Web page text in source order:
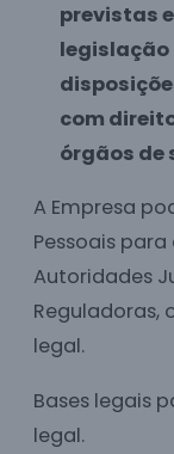
previstas
legislação
com
órgãos de
A Empresa
Pessoais
Autoridades
Reguladoras,
legal.
Bases legais
legal.